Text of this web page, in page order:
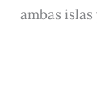
ambas